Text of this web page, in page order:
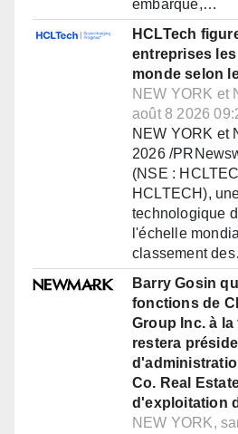
embarqué,…
HCLTech
entreprises
monde selon
NEW YORK et
août 8 2026
NEW YORK et
2026 /
(NSE :
HCLTECH),
technologique
l'échelle
classement
Barry Gosin
fonctions de
Group Inc. à la
restera
Co. Real
d'exploitation
NEW YORK,